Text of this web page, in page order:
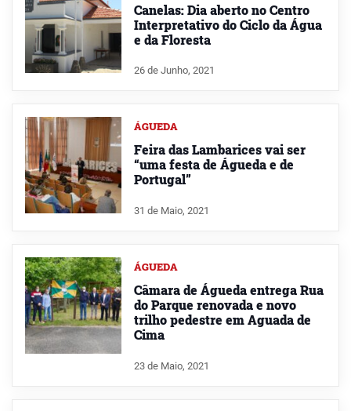
Canelas: Dia aberto no Centro
Interpretativo do Ciclo da Água
e da Floresta
26 de Junho, 2021
ÁGUEDA
Feira das Lambarices vai ser
“uma festa de Águeda e de
Portugal”
31 de Maio, 2021
ÁGUEDA
Câmara de Águeda entrega Rua
do Parque renovada e novo
trilho pedestre em Aguada de
Cima
23 de Maio, 2021